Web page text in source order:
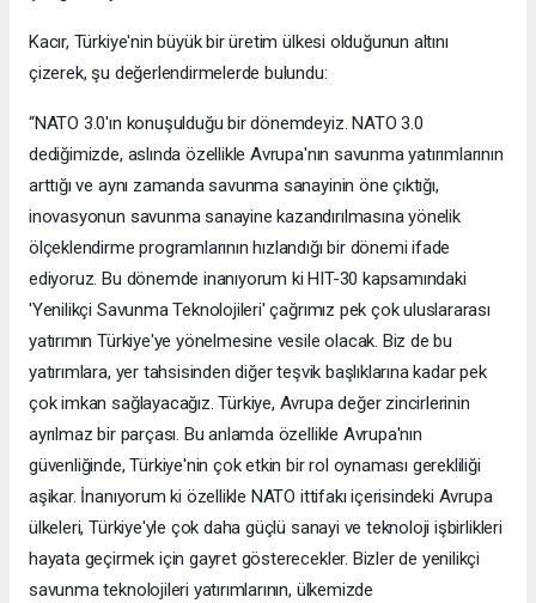
Kacır, Türkiye'nin büyük bir üretim ülkesi olduğunun altını
çizerek, şu değerlendirmelerde bulundu:
“NATO 3.0'ın konuşulduğu bir dönemdeyiz. NATO 3.0
dediğimizde, aslında özellikle Avrupa'nın savunma yatırımlarının
arttığı ve aynı zamanda savunma sanayinin öne çıktığı,
inovasyonun savunma sanayine kazandırılmasına yönelik
ölçeklendirme programlarının hızlandığı bir dönemi ifade
ediyoruz. Bu dönemde inanıyorum ki HIT-30 kapsamındaki
'Yenilikçi Savunma Teknolojileri' çağrımız pek çok uluslararası
yatırımın Türkiye'ye yönelmesine vesile olacak. Biz de bu
yatırımlara, yer tahsisinden diğer teşvik başlıklarına kadar pek
çok imkan sağlayacağız. Türkiye, Avrupa değer zincirlerinin
ayrılmaz bir parçası. Bu anlamda özellikle Avrupa'nın
güvenliğinde, Türkiye'nin çok etkin bir rol oynaması gerekliliği
aşikar. İnanıyorum ki özellikle NATO ittifakı içerisindeki Avrupa
ülkeleri, Türkiye'yle çok daha güçlü sanayi ve teknoloji işbirlikleri
hayata geçirmek için gayret gösterecekler. Bizler de yenilikçi
savunma teknolojileri yatırımlarının, ülkemizde